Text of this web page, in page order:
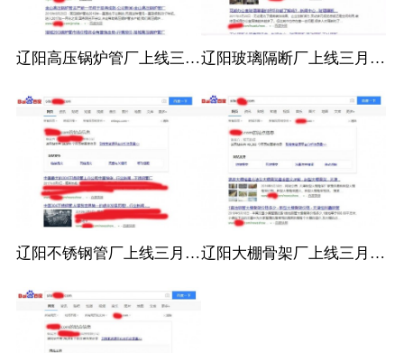
辽阳高压锅炉管厂上线三月百度收录 辽阳玻璃隔断厂上线三月百度收录
辽阳不锈钢管厂上线三月百度收录 辽阳大棚骨架厂上线三月百度收录